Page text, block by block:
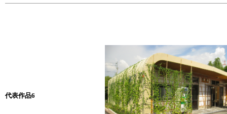
代表作品6